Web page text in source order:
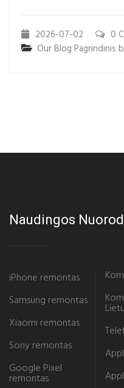
2026-07-02
0
Our Blog Pagrindinis
Naudingos
iPhone remontas
Samsung remontas
Xiaomi remontas
Sony remontas
Google Pixel
remontas